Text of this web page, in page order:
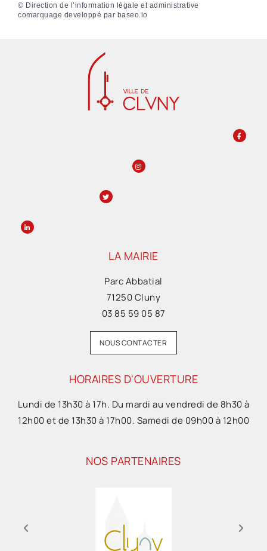
© Direction de l’information légale et administrative
comarquage developpé par baseo.io
LA MAIRIE
Parc Abbatial
71250 Cluny
03 85 59 05 87
NOUS CONTACTER
HORAIRES D'OUVERTURE
Lundi de 13h30 à 17h. Du mardi au vendredi de 8h30 à
12h00 et de 13h30 à 17h00. Samedi de 09h00 à 12h00
NOS PARTENAIRES